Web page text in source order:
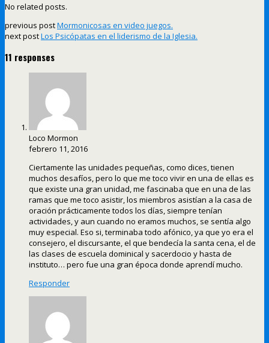
No related posts.
previous postMormonicosas en video juegos.
next postLos Psicópatas en el liderismo de la Iglesia.
11 responses
Loco Mormon
febrero 11, 2016
Ciertamente las unidades pequeñas, como dices, tienen
muchos desafíos, pero lo que me toco vivir en una de ellas es
que existe una gran unidad, me fascinaba que en una de las
ramas que me toco asistir, los miembros asistían a la casa de
oración prácticamente todos los días, siempre tenían
actividades, y aun cuando no eramos muchos, se sentía algo
muy especial. Eso si, terminaba todo afónico, ya que yo era el
consejero, el discursante, el que bendecía la santa cena, el de
las clases de escuela dominical y sacerdocio y hasta de
instituto… pero fue una gran época donde aprendí mucho.
Responder